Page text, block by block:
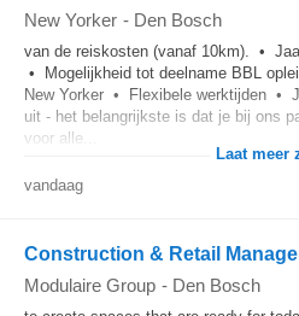
New Yorker - Den Bosch
van de reiskosten (vanaf 10km). •
• Mogelijkheid tot deelname BBL
New Yorker • Flexibele werktijden •
uit - het belangrijkste is dat je bij ons
voor alle...
Laat meer
vandaag
Construction & Retail
Modulaire Group - Den Bosch